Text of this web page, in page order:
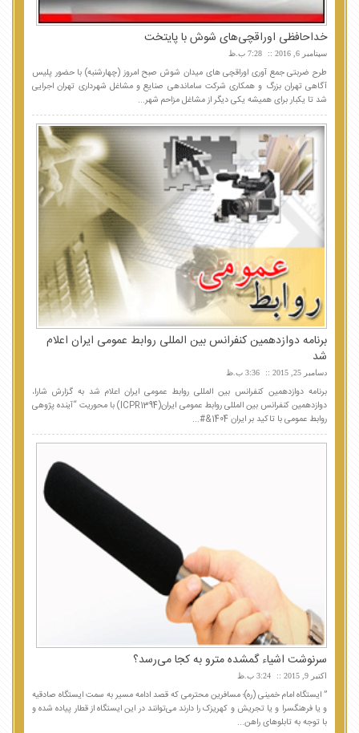
خداحافظی اوراقچی‌های شوش با پایتخت
سپتامبر 6, 2016 7:28 ب.ظ
طرح ضربتی جمع آوری اوراقچی های میدان شوش صبح امروز (چهارشنبه) با حضور پلیس
آگاهی تهران بزرگ و همکاری شرکت ساماندهی صنایع و مشاغل شهرداری تهران اجرایی
شد تا یکبار برای همیشه یکی دیگر از مشاغل مزاحم شهر...
برنامه دوازدهمین کنفرانس بین المللی روابط عمومی ایران اعلام
شد
دسامبر 25, 2015 3:36 ب.ظ
برنامه دوازدهمین کنفرانس بین المللی روابط عمومی ایران اعلام شد به گزارش شارا،
دوازدهمین کنفرانس بین المللی روابط عمومی ایران(ICPR1394) با محوریت “آینده پژوهی
روابط عمومی با تاکید بر ایران 1404&#...
سرنوشت اشیاء گمشده مترو به کجا می‌رسد؟
اکتبر 9, 2015 3:24 ب.ظ
” ایستگاه امام خمینی (ره)؛ مسافرین محترمی که قصد ادامه مسیر به سمت ایستگاه صادقیه
و یا فرهنگسرا و یا تجریش و کهریزک را دارند می‌توانند در این ایستگاه از قطار پیاده شده و
با توجه به تابلوهای راهن...